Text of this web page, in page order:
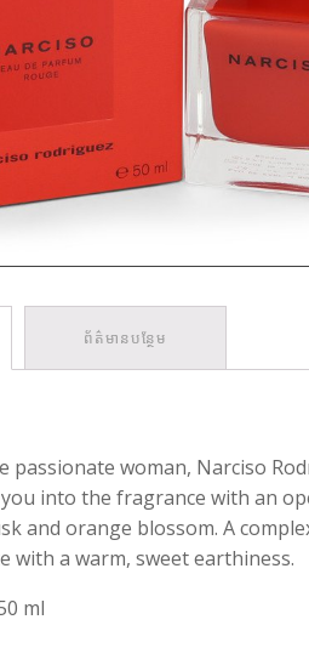
ព័ត៌មានបន្ថែម
passionate woman, Narciso
into the fragrance with an
and orange blossom. A
with a warm, sweet earthiness.
ml